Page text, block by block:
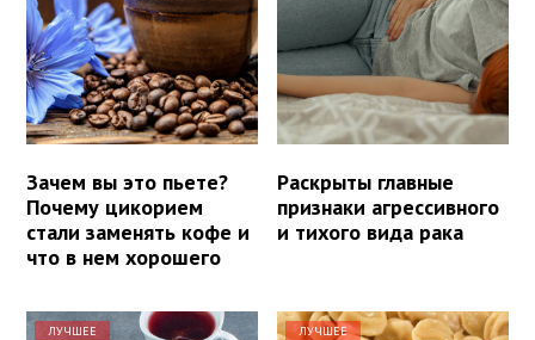
Зачем вы это пьете?
Почему цикорием
стали заменять кофе и
что в нем хорошего
Раскрыты главные
признаки агрессивного
и тихого вида рака
ЛУЧШЕЕ ЛУЧШЕЕ